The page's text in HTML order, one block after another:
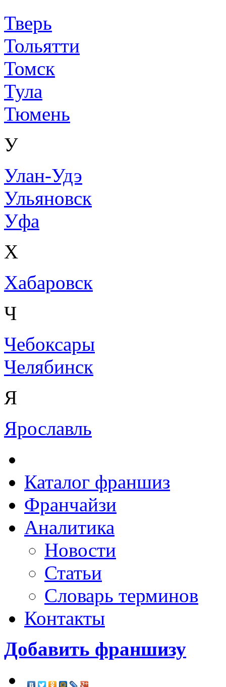
Тверь
Тольятти
Томск
Тула
Тюмень
У
Улан-Удэ
Ульяновск
Уфа
Х
Хабаровск
Ч
Чебоксары
Челябинск
Я
Ярославль
Каталог франшиз
Франчайзи
Аналитика
Новости
Статьи
Словарь терминов
Контакты
Добавить франшизу